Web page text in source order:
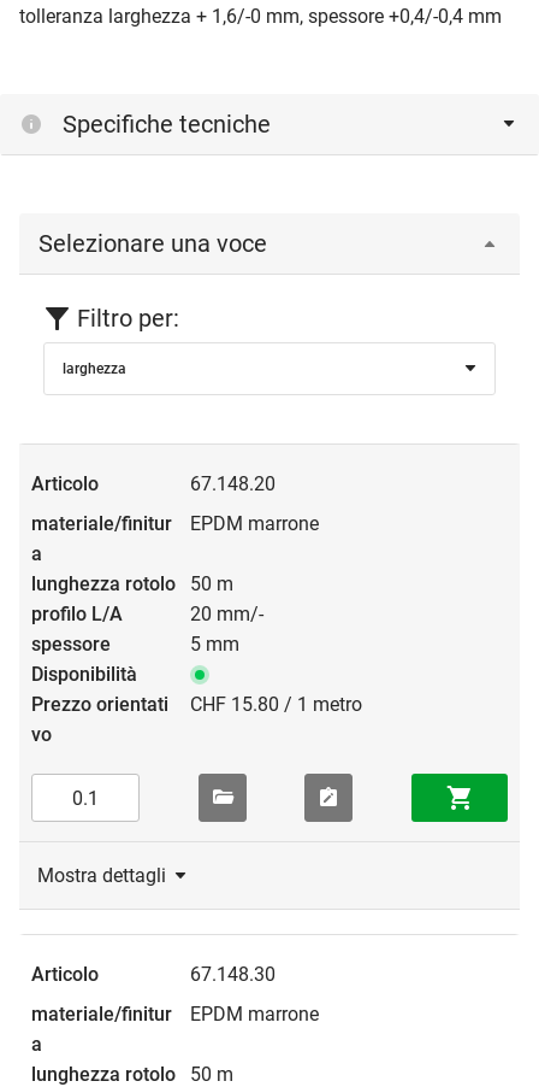
tolleranza larghezza + 1,6/-0 mm, spessore +0,4/-0,4 mm
Specifiche tecniche
Selezionare una voce
Filtro per:
larghezza
67.148.20
EPDM marrone
50 m
20 mm/-
5 mm
CHF 15.80 / 1 metro
Mostra dettagli
67.148.30
EPDM marrone
50 m